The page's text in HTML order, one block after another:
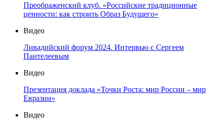
Преображенский клуб. «Российские традиционные
ценности: как строить Образ Будущего»
Видео
Ливадийский форум 2024. Интервью с Сергеем
Пантелеевым
Видео
Презентация доклада «Точки Роста: мир России – мир
Евразии»
Видео